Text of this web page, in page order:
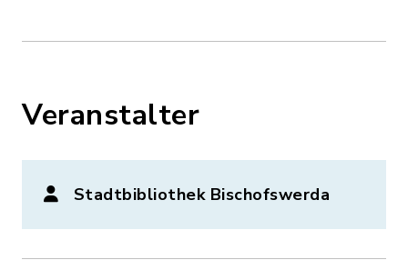
Veranstalter
Stadtbibliothek Bischofswerda